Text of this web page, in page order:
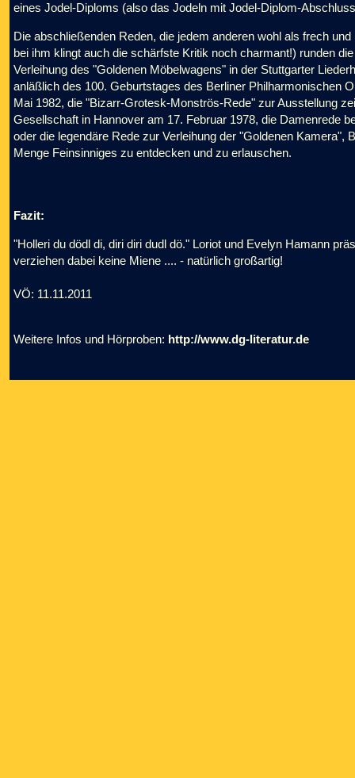
eines Jodel-Diploms (also das Jodeln mit Jodel-Diplom-
Die abschließenden Reden, die jedem anderen wohl als frech
bei ihm klingt auch die schärfste Kritik noch charmant!) runden
Verleihung des "Goldenen Möbelwagens" in der Stuttgarter
anläßlich des 100. Geburtstages des Berliner Philharmonischen
Mai 1982, die "Bizarr-Grotesk-Monströs-Rede" zur Ausstellung
Gesellschaft in Hannover am 17. Februar 1978, die Damenrede
oder die legendäre Rede zur Verleihung der "Goldenen Kamera",
Menge Feinsinniges zu entdecken und zu erlauschen.
Fazit:
"Holleri du dödl di, diri diri dudl dö." Loriot und Evelyn Hamann
verziehen dabei keine Miene .... - natürlich großartig!
VÖ: 11.11.2011
Weitere Infos und Hörproben: http://www.dg-literatur.de